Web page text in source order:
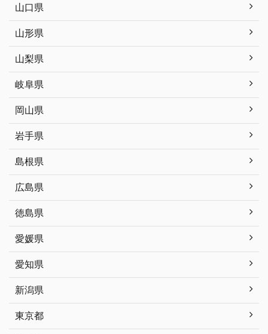
山口県
山形県
山梨県
岐阜県
岡山県
岩手県
島根県
広島県
徳島県
愛媛県
愛知県
新潟県
東京都